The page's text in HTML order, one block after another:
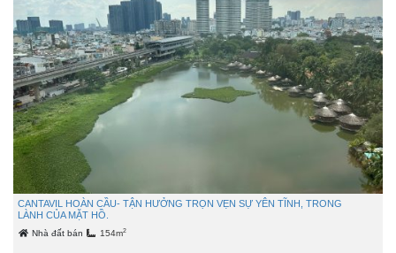
CANTAVIL HOÀN CẦU- TẬN HƯỞNG TRỌN VẸN SỰ YÊN TĨNH, TRONG
LÀNH CỦA MẶT HỒ.
Nhà đất bán 154m2